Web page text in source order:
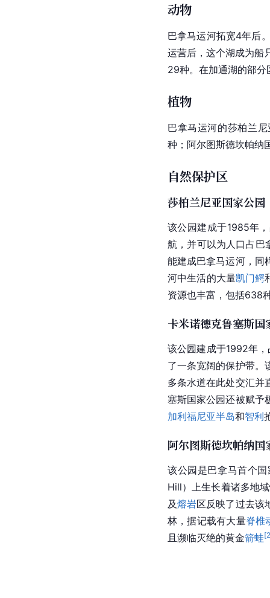
动物
巴拿马运河拓宽4年后
运营后，这个湖成为船
29种。在加通湖的部分
植物
巴拿马运河的莎柏兰尼
种；阿尔图斯德坎帕纳
自然保护区
莎柏兰尼亚国家公
该公园建成于1985年
航，并可以为人口占巴
能建成巴拿马运河，同
河中生活的大量凯门鳄
资源也丰富，包括638
卡米诺德克鲁塞斯
该公园建成于1992年
了一条宽阔的保护带。
多条水道在此处交汇并
塞斯国家公园还被赋予
加利福尼亚半岛和智利
阿尔图斯德坎帕纳
该公园是巴拿马首个国
Hill）上生长着诸多地
及熔岩区反映了过去该
林 ，据记载有大量脊椎
且濒临灭绝的黄金箭蛙[